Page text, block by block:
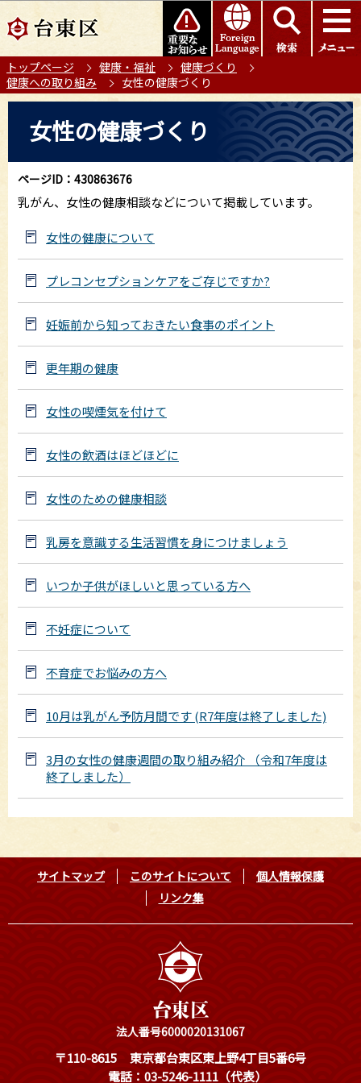
の
ー
ジ
このページの本文へ移動
トップページ 健康・福祉
健康づくり
健康への取り組み
女性の健康づくり
ら
女性の健康づくり
ページID：430863676
乳がん、女性の健康相談などについて掲載しています。
女性の健康について
プレコンセプションケアをご存じですか?
妊娠前から知っておきたい食事のポイント
更年期の健康
女性の喫煙気を付けて
女性の飲酒はほどほどに
女性のための健康相談
乳房を意識する生活習慣を身につけましょう
いつか子供がほしいと思っている方へ
不妊症について
不育症でお悩みの方へ
10月は乳がん予防月間です (R7年度は終了しました)
3月の女性の健康週間の取り組み紹介 （令和7年度は
終了しました）
サイトマップ このサイトについて
個人情報保護
リンク集
法人番号6000020131067
〒110-8615
東京都台東区東上野4丁目5番6号
電話：03-5246-1111（代表）